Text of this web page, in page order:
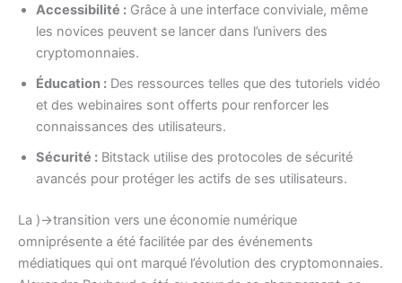
Accessibilité : Grâce à une interface conviviale, même
les novices peuvent se lancer dans l’univers des
cryptomonnaies.
Éducation : Des ressources telles que des tutoriels vidéo
et des webinaires sont offerts pour renforcer les
connaissances des utilisateurs.
Sécurité : Bitstack utilise des protocoles de sécurité
avancés pour protéger les actifs de ses utilisateurs.
La )->transition vers une économie numérique
omniprésente a été facilitée par des événements
médiatiques qui ont marqué l’évolution des cryptomonnaies.